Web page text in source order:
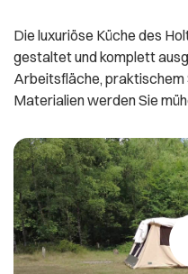
Die luxuriöse Küche des
gestaltet und komplett
Arbeitsfläche,
Materialien werden Sie